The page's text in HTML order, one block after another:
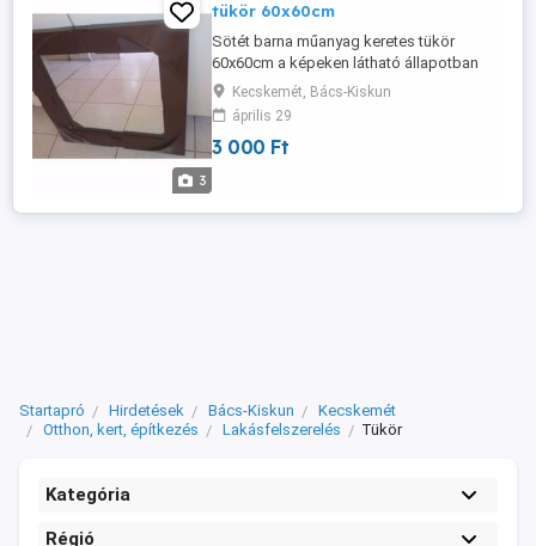
3
tükör 60x60cm
Sötét barna műanyag keretes tükör
60x60cm a képeken látható állapotban
eladó.Kecskemét, Bács-Kiskun
április 29
3 000 Ft
Startapró Hirdetések Bács-Kiskun
Kecskemét
Otthon, kert, építkezés
Lakásfelszerelés Tükör
Kategória
Régió